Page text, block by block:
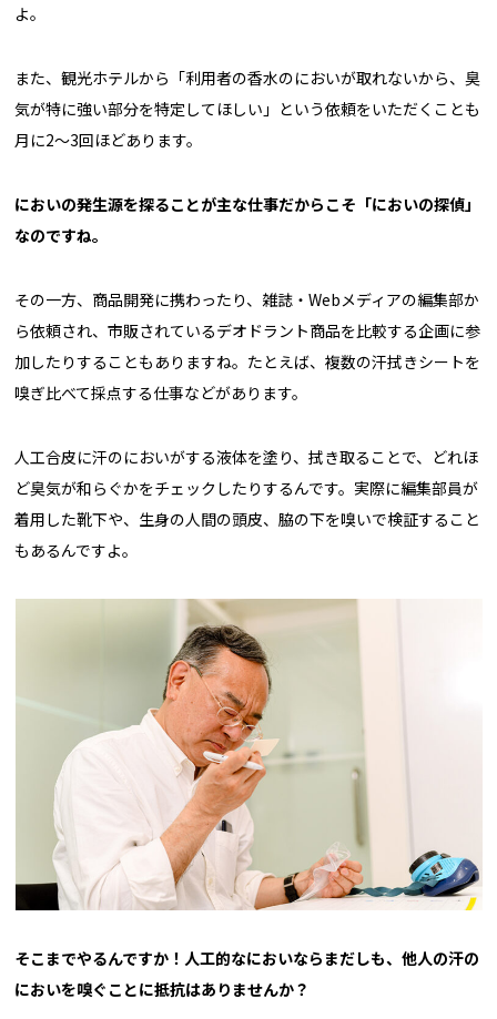
よ。
また、観光ホテルから「利用者の香水のにおいが取れないから、臭
気が特に強い部分を特定してほしい」という依頼をいただくことも
月に2〜3回ほどあります。
――においの発生源を探ることが主な仕事だからこそ「においの探偵」
なのですね。
その一方、商品開発に携わったり、雑誌・Webメディアの編集部か
ら依頼され、市販されているデオドラント商品を比較する企画に参
加したりすることもありますね。たとえば、複数の汗拭きシートを
嗅ぎ比べて採点する仕事などがあります。
人工合皮に汗のにおいがする液体を塗り、拭き取ることで、どれほ
ど臭気が和らぐかをチェックしたりするんです。実際に編集部員が
着用した靴下や、生身の人間の頭皮、脇の下を嗅いで検証すること
もあるんですよ。
――そこまでやるんですか！人工的なにおいならまだしも、他人の汗の
においを嗅ぐことに抵抗はありませんか？